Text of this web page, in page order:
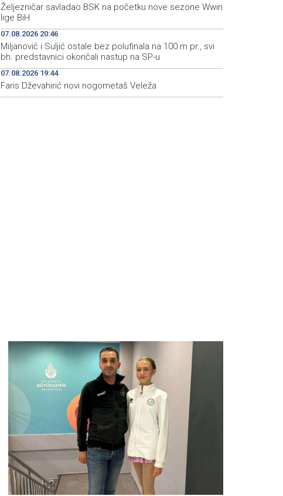
Željezničar savladao BSK na početku nove sezone Wwin
lige BiH
07.08.2026 20:46
Miljanović i Suljić ostale bez polufinala na 100 m pr., svi
bh. predstavnici okončali nastup na SP-u
07.08.2026 19:44
Faris Dževahirić novi nogometaš Veleža